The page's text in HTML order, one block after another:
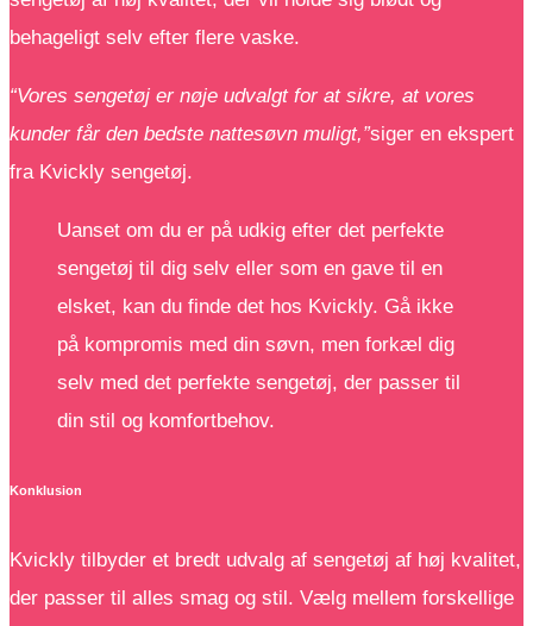
behageligt selv efter flere vaske.
“Vores sengetøj er nøje udvalgt for at sikre, at vores
kunder får den bedste nattesøvn muligt,”siger en ekspert
fra Kvickly sengetøj.
Uanset om du er på udkig efter det perfekte
sengetøj til dig selv eller som en gave til en
elsket, kan du finde det hos Kvickly. Gå ikke
på kompromis med din søvn, men forkæl dig
selv med det perfekte sengetøj, der passer til
din stil og komfortbehov.
Konklusion
Kvickly tilbyder et bredt udvalg af sengetøj af høj kvalitet,
der passer til alles smag og stil. Vælg mellem forskellige